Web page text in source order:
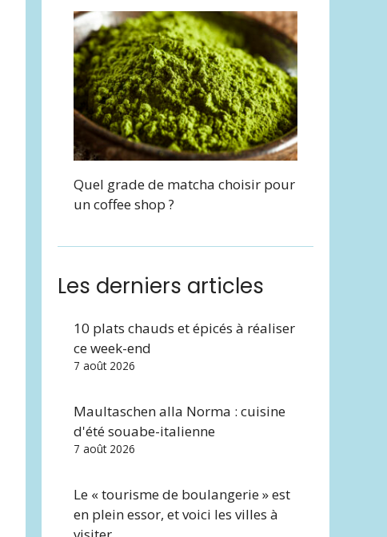
Quel grade de matcha choisir pour
un coffee shop ?
Les derniers articles
10 plats chauds et épicés à réaliser
ce week-end
7 août 2026
Maultaschen alla Norma : cuisine
d'été souabe-italienne
7 août 2026
Le « tourisme de boulangerie » est
en plein essor, et voici les villes à